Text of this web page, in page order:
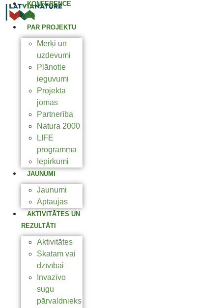
KONFERENCE
2025
PAR PROJEKTU
Mērķi un
uzdevumi
Plānotie
ieguvumi
Projekta
jomas
Partnerība
Natura 2000
LIFE
programma
Iepirkumi
JAUNUMI
Jaunumi
Aptaujas
AKTIVITĀTES UN
REZULTĀTI
Aktivitātes
Skatam vai
dzīvībai
Invazīvo
sugu
pārvaldnieks